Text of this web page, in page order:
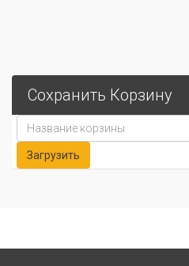
Сохранить Корзину